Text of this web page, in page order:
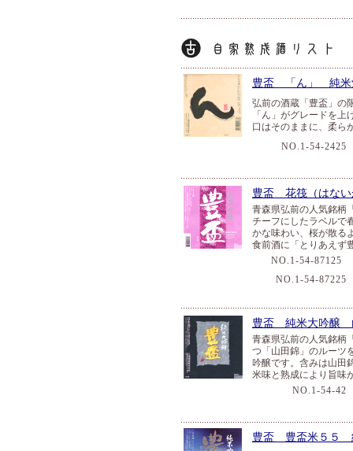
豊盃 「ん」 純
弘前の酒蔵「豊盃」の
「ん」がグレードを
口はそのままに、柔ら
NO.1-54-2425
豊盃 花筏（はな
青森県弘前の人気銘柄
チーフにしたラベルで
かな味わい、桜が散る
食前酒に「とりあえず
NO.1-54-87125
NO.1-54-87225
豊盃 純米大吟醸
青森県弘前の人気銘柄
つ「山田錦」のルーツ
吟醸です。含みは山田
米味と熟成により旨味
NO.1-54-42
豊盃 豊盃米５５